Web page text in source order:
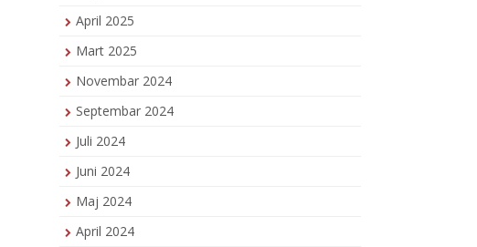
April 2025
Mart 2025
Novembar 2024
Septembar 2024
Juli 2024
Juni 2024
Maj 2024
April 2024